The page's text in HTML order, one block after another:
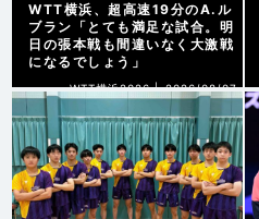
WTT横浜、超高速19分のA.ル
ブラン「とても満足な試合。明
日の張本戦も間違いなく大激戦
になるでしょう」
WTT横浜2026 | 2026/08/07